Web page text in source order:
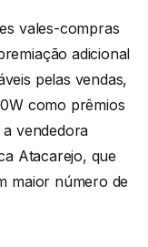
vales-compras
adicional
pelas vendas,
como prêmios
vendedora
Atacarejo, que
maior número de